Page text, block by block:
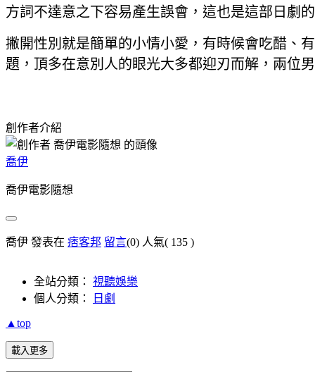
方詞不達意之下容易產生誤會，這也是這部日劇
撇開性別就是簡單的小情小愛，有時候會吃醋、
題，頂多在意別人的眼光大多都迎刃而解，兩位
創作者介紹
喬伊
喬伊電影隨想
喬伊 發表在 痞客邦 留言(0) 人氣( 135 )
全站分類： 視聽娛樂
個人分類：
日劇
▲top
載入更多